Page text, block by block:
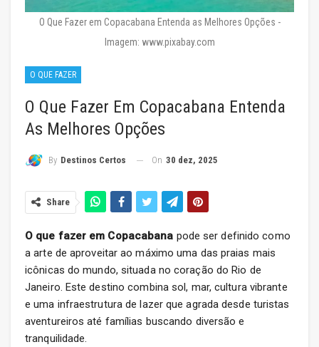
O Que Fazer em Copacabana Entenda as Melhores Opções -
Imagem: www.pixabay.com
O QUE FAZER
O Que Fazer Em Copacabana Entenda
As Melhores Opções
By Destinos Certos On 30 dez, 2025
Share
O que fazer em Copacabana pode ser definido como
a arte de aproveitar ao máximo uma das praias mais
icônicas do mundo, situada no coração do Rio de
Janeiro. Este destino combina sol, mar, cultura vibrante
e uma infraestrutura de lazer que agrada desde turistas
aventureiros até famílias buscando diversão e
tranquilidade.